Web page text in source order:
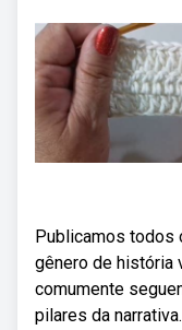
Publicamos todos
gênero de história
comumente
pilares da